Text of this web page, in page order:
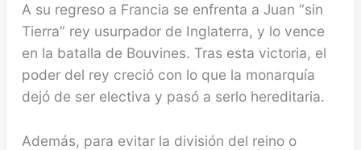
A su regreso a Francia se enfrenta a Juan “sin
Tierra” rey usurpador de Inglaterra, y lo vence
en la batalla de Bouvines. Tras esta victoria, el
poder del rey creció con lo que la monarquía
dejó de ser electiva y pasó a serlo he­reditaria.
Además, para evitar la división del reino o